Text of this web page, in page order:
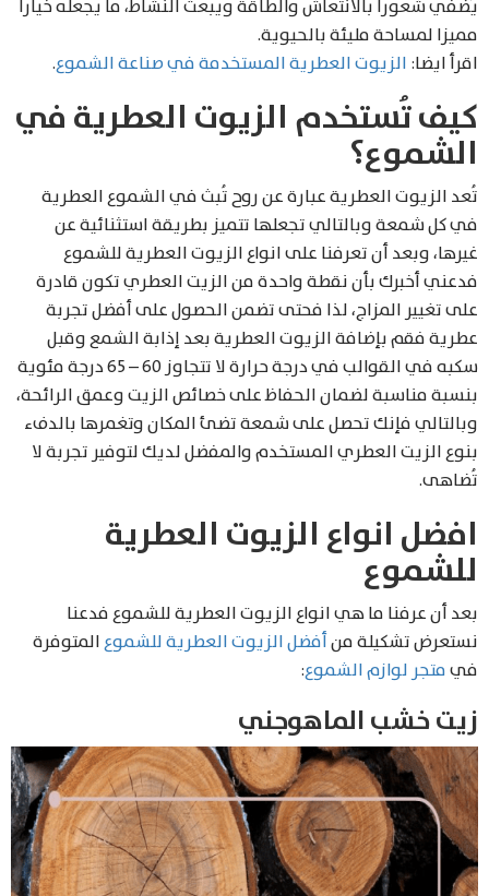
يُضفي شعورا بالانتعاش والطاقة ويبعث النشاط، ما يجعله خيارا
مميزا لمساحة مليئة بالحيوية.
اقرأ ايضا: الزيوت العطرية المستخدمة في صناعة الشموع.
كيف تُستخدم الزيوت العطرية في
الشموع؟
تُعد الزيوت العطرية عبارة عن روح تُبث في الشموع العطرية
في كل شمعة وبالتالي تجعلها تتميز بطريقة استثنائية عن
غيرها، وبعد أن تعرفنا على انواع الزيوت العطرية للشموع
فدعني أخبرك بأن نقطة واحدة من الزيت العطري تكون قادرة
على تغيير المزاج، لذا فحتى تضمن الحصول على أفضل تجربة
عطرية فقم بإضافة الزيوت العطرية بعد إذابة الشمع وقبل
سكبه في القوالب في درجة حرارة لا تتجاوز 60 – 65 درجة مئوية
بنسبة مناسبة لضمان الحفاظ على خصائص الزيت وعمق الرائحة،
وبالتالي فإنك تحصل على شمعة تضئ المكان وتغمرها بالدفء
بنوع الزيت العطري المستخدم والمفضل لديك لتوفير تجربة لا
تُضاهى.
افضل انواع الزيوت العطرية
للشموع
بعد أن عرفنا ما هي انواع الزيوت العطرية للشموع فدعنا
نستعرض تشكيلة منأفضل الزيوت العطرية للشموعالمتوفرة
فيمتجر لوازم الشموع:
زيت خشب الماهوجني